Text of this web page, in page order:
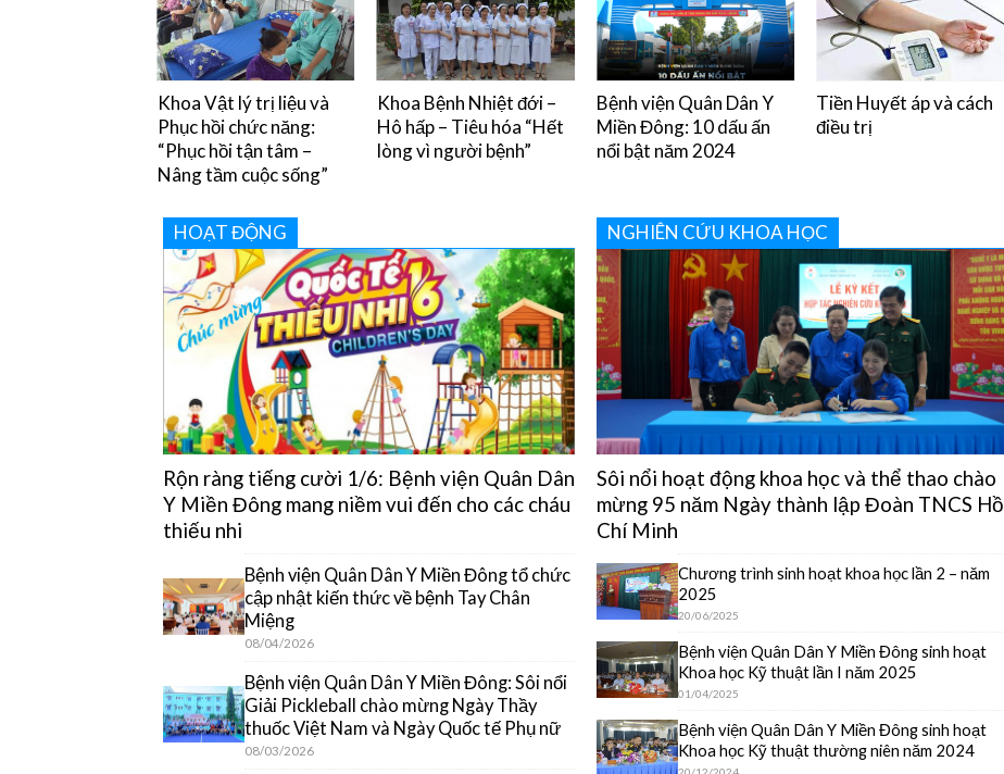
Bệnh viện Quân Dân Y
Miền Đông: 10 dấu ấn
nổi bật năm 2024
Tiền Huyết áp và cách
điều trị
Khoa Vật lý trị liệu và
Phục hồi chức năng:
“Phục hồi tận tâm –
Nâng tầm cuộc sống”
Khoa Bệnh Nhiệt đới –
Hô hấp – Tiêu hóa “Hết
lòng vì người bệnh”
HOẠT ĐỘNG
Rộn ràng tiếng cười 1/6: Bệnh viện Quân Dân
Y Miền Đông mang niềm vui đến cho các cháu
thiếu nhi
Bệnh viện Quân Dân Y Miền Đông tổ chức
cập nhật kiến thức về bệnh Tay Chân
Miệng
08/04/2026
Bệnh viện Quân Dân Y Miền Đông: Sôi nổi
Giải Pickleball chào mừng Ngày Thầy
thuốc Việt Nam và Ngày Quốc tế Phụ nữ
08/03/2026
NGHIÊN CỨU KHOA HỌC
Sôi nổi hoạt động khoa học và thể thao chào
mừng 95 năm Ngày thành lập Đoàn TNCS Hồ
Chí Minh
Chương trình sinh hoạt khoa học lần 2 – năm
2025
20/06/2025
Bệnh viện Quân Dân Y Miền Đông sinh hoạt
Khoa học Kỹ thuật lần I năm 2025
01/04/2025
Bệnh viện Quân Dân Y Miền Đông sinh hoạt
Khoa học Kỹ thuật thường niên năm 2024